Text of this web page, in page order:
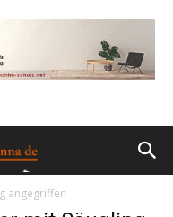
angegriffen